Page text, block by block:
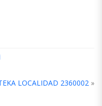
LOCALIDAD 2360002 »